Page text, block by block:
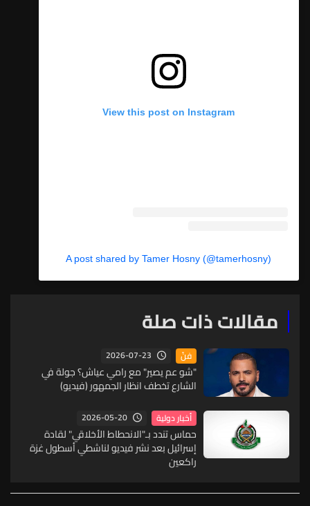
View this post on Instagram
A post shared by Tamer Hosny (@tamerhosny)
مقالات ذات صلة
فنّ 2026-07-23
"شو عم يصير" مع رامي عياش؟ جولة في
الشارع تخطف انظار الجمهور (فيديو)
أخبار دولية 2026-05-20
حماس تندد بـ"الانحطاط الأخلاقي" لقادة
إسرائيل بعد نشر فيديو لناشطي أسطول غزة
راكعين